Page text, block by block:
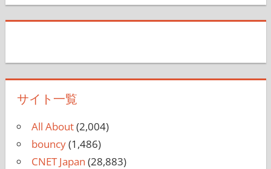
サイト一覧
All About(2,004)
bouncy(1,486)
CNET Japan (28,883)